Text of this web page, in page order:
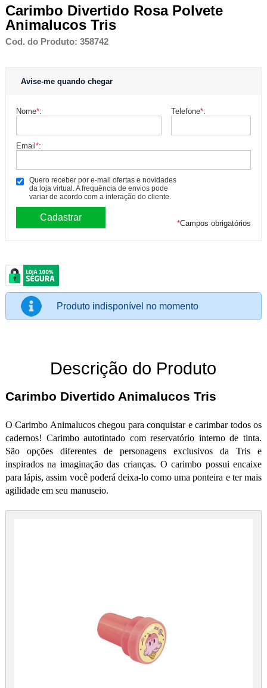
Carimbo Divertido Rosa Polvete
Animalucos Tris
Cod. do Produto: 358742
Avise-me quando chegar
Nome*: Telefone*:
Email*:
Quero receber por e-mail ofertas e novidades
da loja virtual. A frequência de envios pode
variar de acordo com a interação do cliente.
*Campos obrigatórios
Produto indisponível no momento
Descrição do Produto
Carimbo Divertido Animalucos Tris
O Carimbo Animalucos chegou para conquistar e carimbar todos os
cadernos! Carimbo autotintado com reservatório interno de tinta.
São opções diferentes de personagens exclusivos da Tris e
inspirados na imaginação das crianças. O carimbo possui encaixe
para lápis, assim você poderá deixa-lo como uma ponteira e ter mais
agilidade em seu manuseio.